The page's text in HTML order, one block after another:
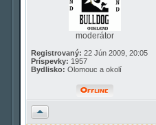
moderátor
Registrovaný: 22 Jún 2009, 20:05
Príspevky: 1957
Bydlisko: Olomouc a okolí
Hore